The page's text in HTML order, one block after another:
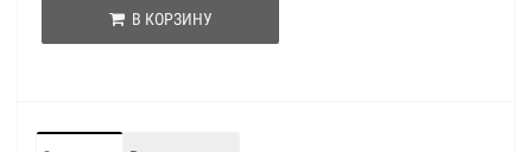
В КОРЗИНУ